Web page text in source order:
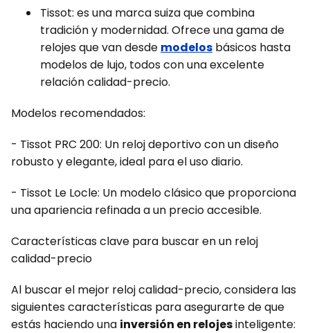
Tissot: es una marca suiza que combina
tradición y modernidad. Ofrece una gama de
relojes que van desde modelos básicos hasta
modelos de lujo, todos con una excelente
relación calidad-precio.
Modelos recomendados:
- Tissot PRC 200: Un reloj deportivo con un diseño
robusto y elegante, ideal para el uso diario.
- Tissot Le Locle: Un modelo clásico que proporciona
una apariencia refinada a un precio accesible.
Características clave para buscar en un reloj
calidad-precio
Al buscar el mejor reloj calidad-precio, considera las
siguientes características para asegurarte de que
estás haciendo una inversión en relojesinteligente: